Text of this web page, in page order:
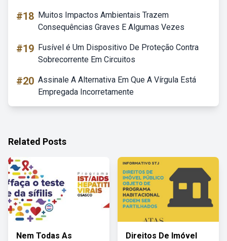
#18 Muitos Impactos Ambientais Trazem
Consequências Graves E Algumas Vezes
#19 Fusível é Um Dispositivo De Proteção Contra
Sobrecorrente Em Circuitos
#20 Assinale A Alternativa Em Que A Vírgula Está
Empregada Incorretamente
Related Posts
Nem Todas As
Direitos De Imóvel